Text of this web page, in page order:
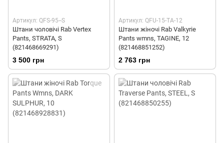
Артикул: QFS-95--S
Штани чоловічі Rab Vertex
Pants, STRATA, S
(821468669291)
3 500 грн
Артикул: QFU-15-TA-12
Штани жіночі Rab Valkyrie
Pants wmns, TAGINE, 12
(821468851252)
2 763 грн